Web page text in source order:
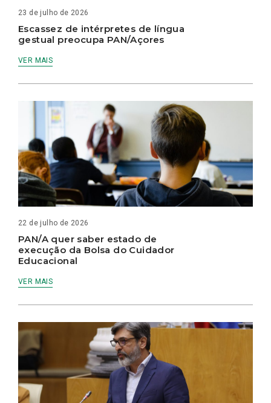
23 de julho de 2026
Escassez de intérpretes de língua
gestual preocupa PAN/Açores
VER MAIS
22 de julho de 2026
PAN/A quer saber estado de
execução da Bolsa do Cuidador
Educacional
VER MAIS